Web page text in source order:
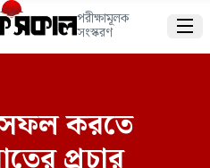
পরীক্ষামূলক
সংস্করণ 
সফল করতে